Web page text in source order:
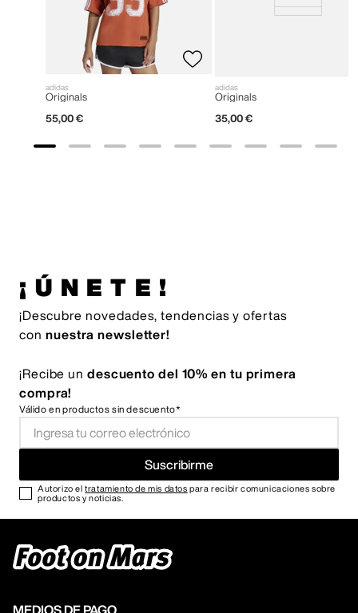
adidas
Originals
55,00 €
adidas
Originals
35,00 €
¡ÚNETE!
¡Descubre novedades, tendencias y ofertas
con nuestra newsletter!
¡Recibe un descuento del 10% en tu primera
compra!
Válido en productos sin descuento*
Suscribirme
Autorizo eltratamiento de mis datos para recibir comunicaciones sobre
productos y noticias.
MEDIOS DE PAGO